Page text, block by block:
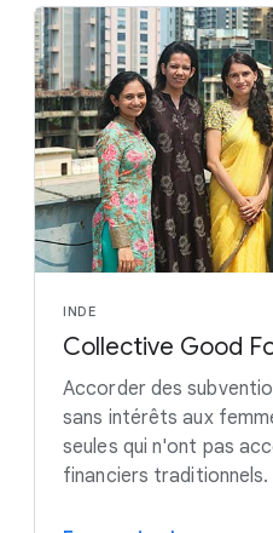
INDE
Collective Good
Accorder des
sans intérêts aux
seules qui n'ont pas
financiers traditionnels.